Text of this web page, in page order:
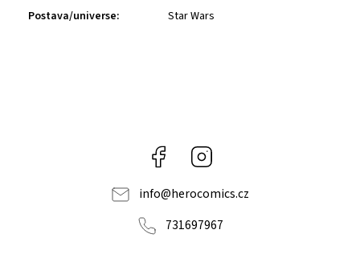
Postava/universe: Star Wars
Facebook
info@herocomics.cz
731697967